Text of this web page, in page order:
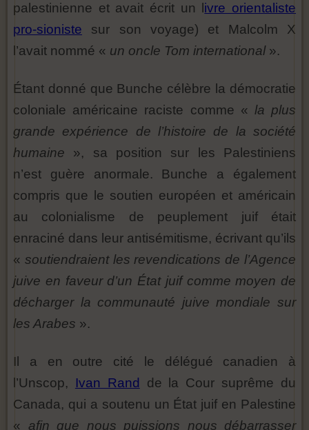
palestinienne et avait écrit un l ivre orientaliste
pro-sioniste sur son voyage) et Malcolm X
l’avait nommé « un oncle Tom international».
Étant donné que Bunche célèbre la démocratie
coloniale américaine raciste comme « la plus
grande expérience de l’histoire de la société
humaine », sa position sur les Palestiniens
n’est guère anormale. Bunche a également
compris que le soutien européen et américain
au colonialisme de peuplement juif était
enraciné dans leur antisémitisme, écrivant qu’ils
« soutiendraient les revendications de l’Agence
juive en faveur d’un État juif comme moyen de
décharger la communauté juive mondiale sur
les Arabes ».
Il a en outre cité le délégué canadien à
l’Unscop,
Ivan Rand
de la Cour suprême du
Canada, qui a soutenu un État juif en Palestine
« afin que nous puissions nous débarrasser